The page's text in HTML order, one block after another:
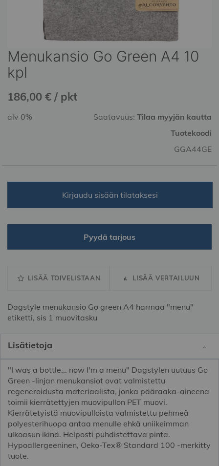
Menukansio Go Green A4 10
kpl
186,00 € / pkt
Saatavuus: Tilaa myyjän kautta
Tuotekoodi
GGA44GE
alv 0%
Kirjaudu sisään tilataksesi
Pyydä tarjous
LISÄÄ TOIVELISTAAN LISÄÄ VERTAILUUN
Dagstyle menukansio Go green A4 harmaa "menu"
etiketti, sis 1 muovitasku
Skip
to
the
of
images
Lisätietoja
"I was a bottle... now I'm a menu" Dagstylen uutuus Go
Green -linjan menukansiot ovat valmistettu
regeneroidusta materiaalista, jonka pääraaka-aineena
toimii kierrätettyjen muovipullon PET muovi.
Kierrätetyistä muovipulloista valmistettu pehmeä
polyesterihuopa antaa menulle ehkä uniikeimman
ulkoasun ikinä. Helposti puhdistettava pinta.
Hypoallergeeninen, Oeko-Tex® Standard 100 -merkitty
tuote.